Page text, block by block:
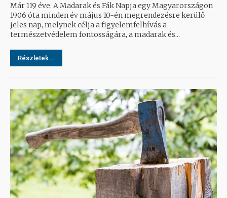
Már 119 éve. A Madarak és Fák Napja egy Magyarországon
1906 óta minden év május 10-én megrendezésre kerülő
jeles nap, melynek célja a figyelemfelhívás a
természetvédelem fontosságára, a madarak és...
Részletek...